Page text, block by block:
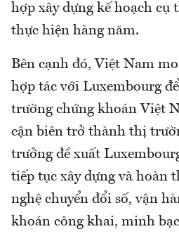
hợp xây dựng kế hoạch cụ
thực hiện hàng năm.
Bên cạnh đó, Việt Nam
hợp tác với Luxembourg
trường chứng khoán Việt
cận biên trở thành thị
trưởng đề xuất
tiếp tục xây dựng và hoàn
nghệ chuyển đổi số, vận
khoán công khai, minh